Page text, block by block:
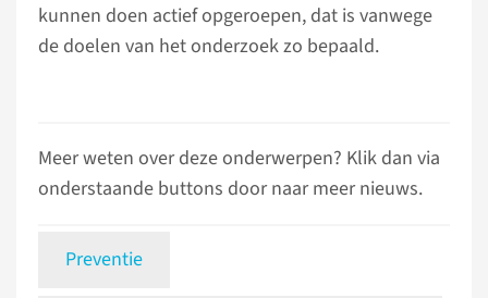
kunnen doen actief opgeroepen, dat is vanwege
de doelen van het onderzoek zo bepaald.
Meer weten over deze onderwerpen? Klik dan via
onderstaande buttons door naar meer nieuws.
Preventie